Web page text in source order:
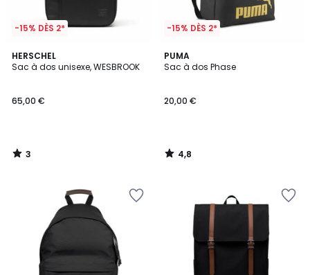
-15% DÈS 2*
HERSCHEL
Sac à dos unisexe, WESBROOK
65,00 €
3
/
3
/
-15% DÈS 2*
PUMA
Sac à dos Phase
20,00 €
4,8
/ 5
4,8
/